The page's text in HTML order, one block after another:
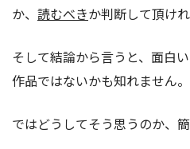
か、 読むべきか判断して頂け
そして結論から言うと、面白
作品ではないかも知れません。
ではどうしてそう思うのか、